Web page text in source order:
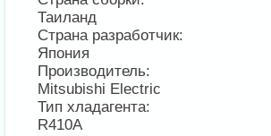
Таиланд
Страна разработчик:
Япония
Производитель:
Mitsubishi Electric
Тип хладагента:
R410A